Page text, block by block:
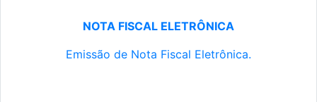
NOTA FISCAL ELETRÔNICA
Emissão de Nota Fiscal Eletrônica.